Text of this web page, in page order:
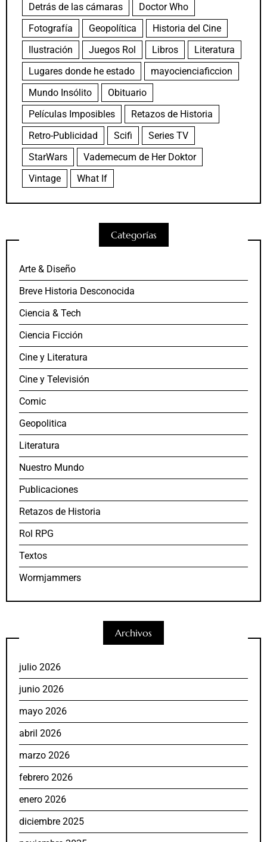
Detrás de las cámaras
Doctor Who
Fotografía
Geopolítica
Historia del Cine
Ilustración
Juegos Rol Libros
Literatura
Lugares donde he estado
mayocienciaficcion
Mundo Insólito
Obituario
Películas Imposibles
Retazos de Historia
Retro-Publicidad
Scifi
Series TV
StarWars
Vademecum de Her Doktor
Vintage
What If
Categorías
Arte & Diseño
Breve Historia Desconocida
Ciencia & Tech
Ciencia Ficción
Cine y Literatura
Cine y Televisión
Comic
Geopolitica
Literatura
Nuestro Mundo
Publicaciones
Retazos de Historia
Rol RPG
Textos
Wormjammers
Archivos
julio 2026
junio 2026
mayo 2026
abril 2026
marzo 2026
febrero 2026
enero 2026
diciembre 2025